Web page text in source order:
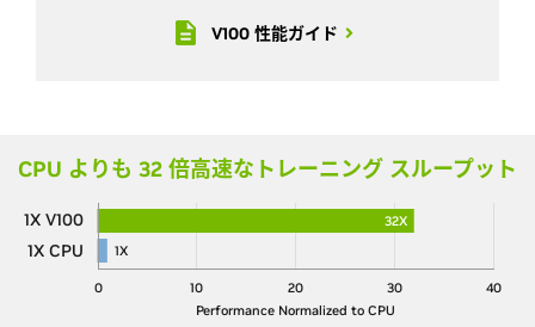
V100 性能ガイド
CPU よりも 32 倍高速なトレーニング スループット
0 10 20 30 40
32X
1X
Performance Normalized to CPU
1X V100
1X CPU